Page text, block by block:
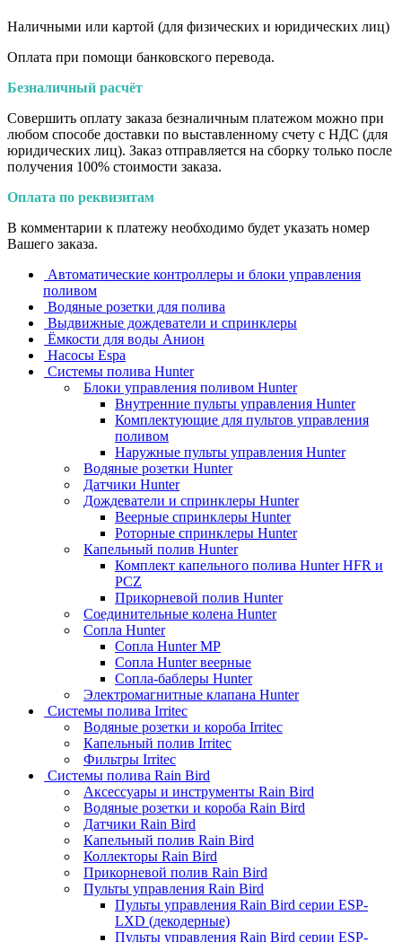
Наличными или картой (для физических и юридических лиц)
Оплата при помощи банковского перевода.
Безналичный расчёт
Совершить оплату заказа безналичным платежом можно при
любом способе доставки по выставленному счету с НДС (для
юридических лиц). Заказ отправляется на сборку только после
получения 100% стоимости заказа.
Оплата по реквизитам
В комментарии к платежу необходимо будет указать номер
Вашего заказа.
Автоматические контроллеры и блоки управления
поливом
Водяные розетки для полива
Выдвижные дождеватели и спринклеры
Ёмкости для воды Анион
Насосы Espa
Системы полива Hunter
Блоки управления поливом Hunter
Внутренние пульты управления Hunter
Комплектующие для пультов управления
поливом
Наружные пульты управления Hunter
Водяные розетки Hunter
Датчики Hunter
Дождеватели и спринклеры Hunter
Веерные спринклеры Hunter
Роторные спринклеры Hunter
Капельный полив Hunter
Комплект капельного полива Hunter HFR и
PCZ
Прикорневой полив Hunter
Соединительные колена Hunter
Сопла Hunter
Сопла Hunter MP
Сопла Hunter веерные
Сопла-баблеры Hunter
Электромагнитные клапана Hunter
Системы полива Irritec
Водяные розетки и короба Irritec
Капельный полив Irritec
Фильтры Irritec
Системы полива Rain Bird
Аксессуары и инструменты Rain Bird
Водяные розетки и короба Rain Bird
Датчики Rain Bird
Капельный полив Rain Bird
Коллекторы Rain Bird
Прикорневой полив Rain Bird
Пульты управления Rain Bird
Пульты управления Rain Bird серии ESP-
LXD (декодерные)
Пульты управления Rain Bird серии ESP-